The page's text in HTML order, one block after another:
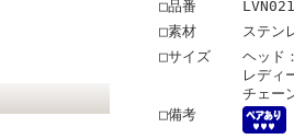
□品番
LVN021
□素材
ステン
□サイズ
ヘッド
レディ
チェー
□備考